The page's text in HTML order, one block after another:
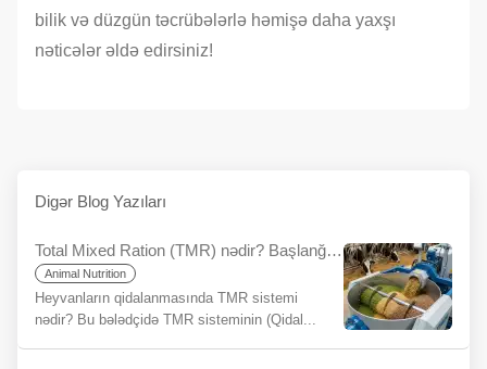
bilik və düzgün təcrübələrlə həmişə daha yaxşı
nəticələr əldə edirsiniz!
Digər Blog Yazıları
Total Mixed Ration (TMR) nədir? Başlanğıclar üçün Bələdçi
Animal Nutrition
Heyvanların qidalanmasında TMR sistemi
nədir? Bu bələdçidə TMR sisteminin (Qidal...